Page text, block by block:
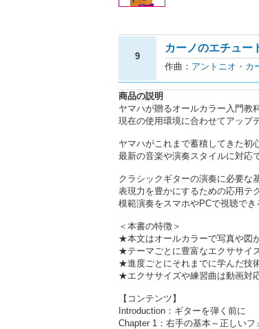
9
カーノのエチュー
作曲： アントニオ・カ
商品の説明
ヤマハが贈るオールカラー入門教
現在の使用環境に合わせてアップ
ヤマハがこれまで蓄積してきた初
最新の音楽や演奏スタイルに対応
クラシックギターの演奏に必要な
表現力を豊かにするための応用テ
模範演奏をスマホやPCで視聴で
＜本書の特徴＞
★本文はオールカラーで写真や図
★テーマごとに豊富なエクササイ
★進度ごとにそれまでに学んだ技
★エクササイズや練習曲は動画対
【コンテンツ】
Introduction：ギターを弾く前に
Chapter 1：右手の基本～正しい